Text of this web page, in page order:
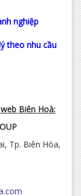
nghiệp
theo nhu cầu
Biên Hoà:
Tp. Biên Hòa,